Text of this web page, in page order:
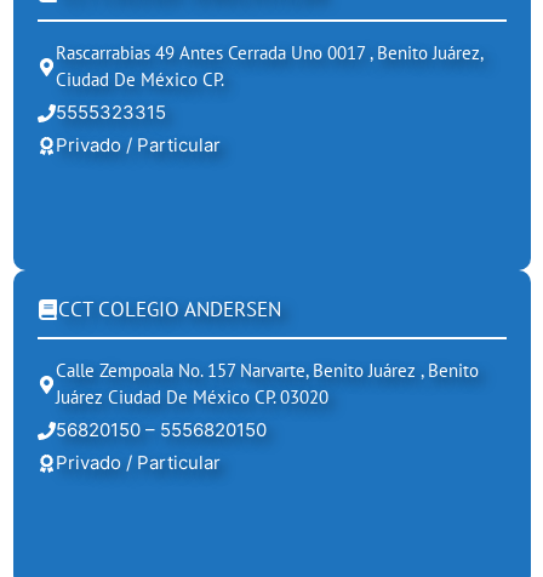
Rascarrabias 49 Antes Cerrada Uno 0017 , Benito Juárez,
Ciudad De México CP.
5555323315
Privado / Particular
CCT COLEGIO ANDERSEN
Calle Zempoala No. 157 Narvarte, Benito Juárez , Benito
Juárez Ciudad De México CP. 03020
56820150 – 5556820150
Privado / Particular